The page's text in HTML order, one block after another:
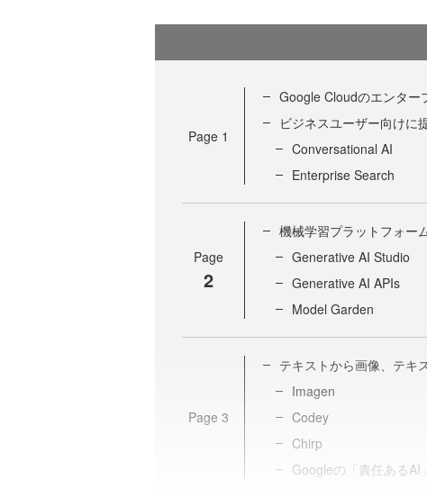
Page 1
Google Cloudのエンター
ビジネスユーザー向けに
Conversational AI
Enterprise Search
Page
2
機械学習プラットフォー
Generative AI Studio
Generative AI APIs
Model Garden
Page 3
テキストから画像、テキ
Imagen
Codey
Chirp
Googleの「責任あるAI」